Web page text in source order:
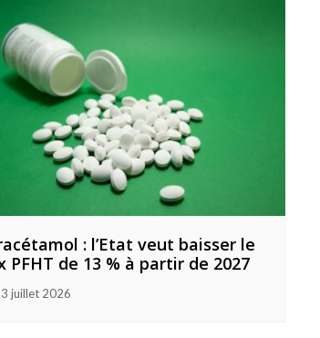
: l’Etat veut baisser le
PFHT de 13 % à partir de 2027
juillet 2026